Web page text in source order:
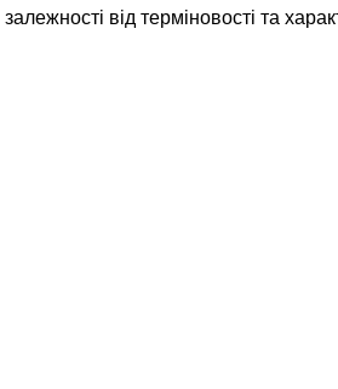
від терміновості та